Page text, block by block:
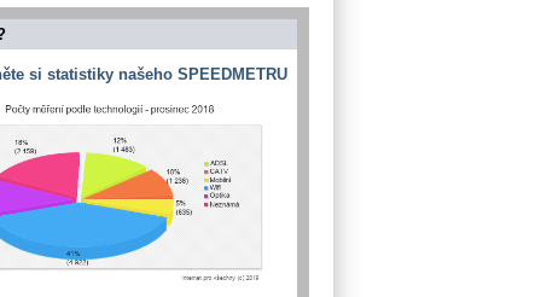
si statistiky našeho SPEEDMETRU